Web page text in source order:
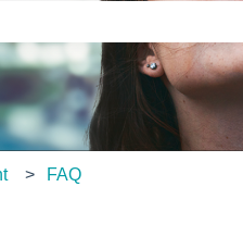
de recherche est vide.
FAQ